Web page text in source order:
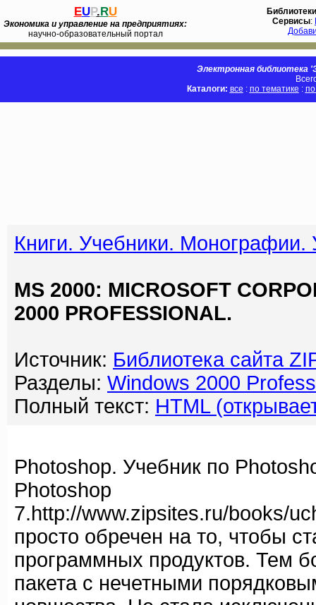
EUP.RU
Экономика и управление на предприятиях:
научно-образовательный портал
Библиотеки
Сервисы:
Электронная библиотека
Каталоги: все : по тематике :
Книги. Учебники.
MS 2000: MICROSOFT
2000 PROFESSIONAL.
Источник: Библиотека сайта
Разделы: Windows 2000
Полный текст: HTML
Photoshop. Учебник по
Photoshop
7.http://www.zipsites.ru/books/
просто обречен на то, чтобы
программных продуктов. Тем
пакета с нечетными